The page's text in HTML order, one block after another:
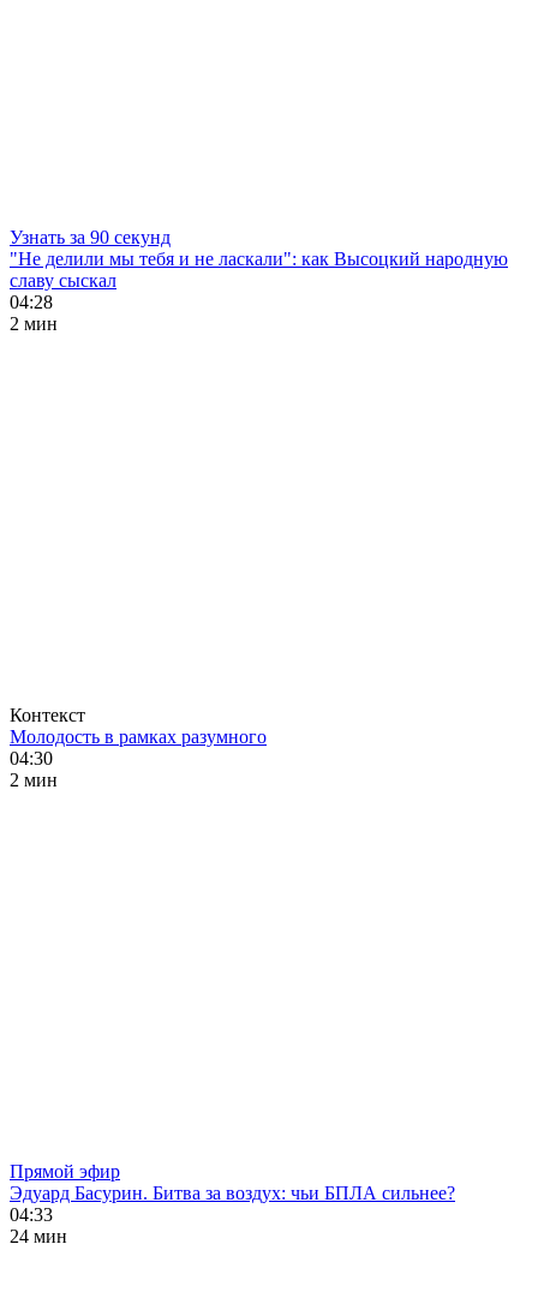
Узнать за 90 секунд
"Не делили мы тебя и не ласкали": как Высоцкий народную
славу сыскал
04:28
2 мин
Контекст
Молодость в рамках разумного
04:30
2 мин
Прямой эфир
Эдуард Басурин. Битва за воздух: чьи БПЛА сильнее?
04:33
24 мин